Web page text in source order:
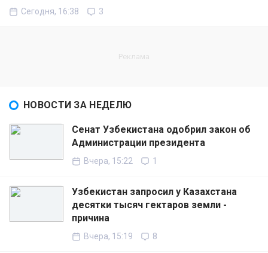
Сегодня, 16:38 3
НОВОСТИ ЗА НЕДЕЛЮ
Сенат Узбекистана одобрил закон об
Администрации президента
Вчера, 15:22 1
Узбекистан запросил у Казахстана
десятки тысяч гектаров земли -
причина
Вчера, 15:19 8